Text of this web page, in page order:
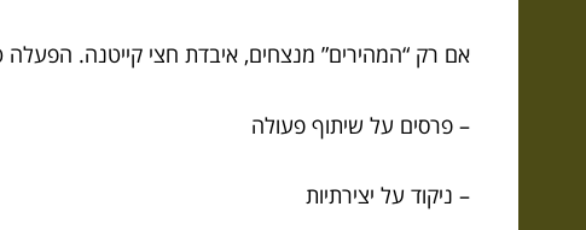
אם רק “המהירים” מנצחים, איבדת חצי קייטנה.
– פרסים על שיתוף פעולה
– ניקוד על יצירתיות